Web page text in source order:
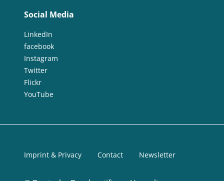
Social Media
LinkedIn
facebook
Instagram
Twitter
Flickr
YouTube
Imprint & Privacy Contact Newsletter